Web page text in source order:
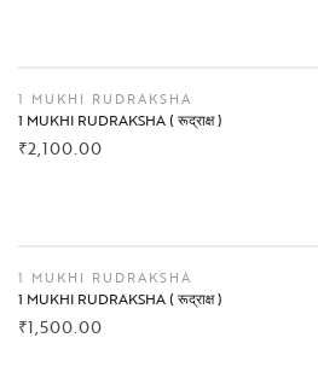
1 MUKHI RUDRAKSHA
1 MUKHI RUDRAKSHA ( रूद्राक्ष )
₹2,100.00
1 MUKHI RUDRAKSHA
1 MUKHI RUDRAKSHA ( रूद्राक्ष )
₹1,500.00